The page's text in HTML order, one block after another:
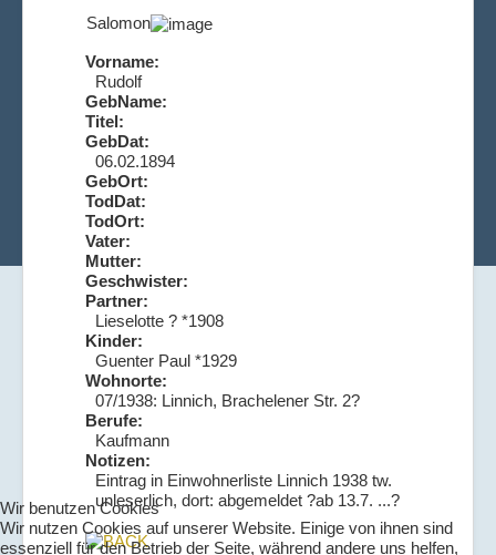
Salomon
Vorname:
Rudolf
GebName:
Titel:
GebDat:
06.02.1894
GebOrt:
TodDat:
TodOrt:
Vater:
Mutter:
Geschwister:
Partner:
Lieselotte ? *1908
Kinder:
Guenter Paul *1929
Wohnorte:
07/1938: Linnich, Brachelener Str. 2?
Berufe:
Kaufmann
Notizen:
Eintrag in Einwohnerliste Linnich 1938 tw.
unleserlich, dort: abgemeldet ?ab 13.7. ...?
Wir benutzen Cookies
Wir nutzen Cookies auf unserer Website. Einige von ihnen sind
essenziell für den Betrieb der Seite, während andere uns helfen,